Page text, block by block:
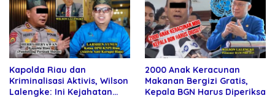
Kapolda Riau dan
Kriminalisasi Aktivis, Wilson
Lalengke: Ini Kejahatan
2000 Anak Keracunan
Makanan Bergizi Gratis,
Kepala BGN Harus Diperiksa